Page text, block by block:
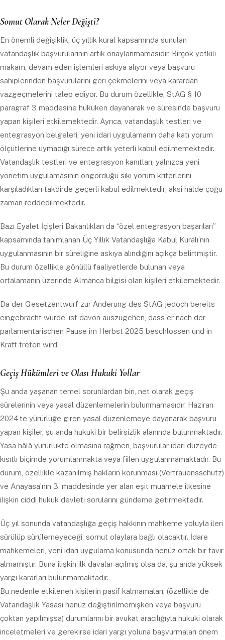
Somut Olarak Neler Değişti?
En önemli değişiklik, üç yıllık kural kapsamında sunulan
vatandaşlık başvurularının artık onaylanmamasıdır. Birçok yetkili
makam, devam eden işlemleri askıya alıyor veya başvuru
sahiplerinden başvurularını geri çekmelerini veya karardan
vazgeçmelerini talep ediyor. Bu durum özellikle, StAG § 10
paragraf 3 maddesine hukuken dayanarak ve süresinde başvuru
yapan kişileri etkilemektedir. Ayrıca, vatandaşlık testleri ve
entegrasyon belgeleri, yeni idari uygulamanın daha katı yorum
ölçütlerine uymadığı sürece artık yeterli kabul edilmemektedir.
Vatandaşlık testleri ve entegrasyon kanıtları, yalnızca yeni
yönetim uygulamasının öngördüğü sıkı yorum kriterlerini
karşıladıkları takdirde geçerli kabul edilmektedir; aksi hâlde çoğu
zaman reddedilmektedir.
Bazı Eyalet İçişleri Bakanlıkları da “özel entegrasyon başarıları”
kapsamında tanımlanan Üç Yıllık Vatandaşlığa Kabul Kuralı’nın
uygulanmasının bir süreliğine askıya alındığını açıkça belirtmiştir.
Bu durum özellikle gönüllü faaliyetlerde bulunan veya
ortalamanın üzerinde Almanca bilgisi olan kişileri etkilemektedir.
Da der Gesetzentwurf zur Änderung des StAG jedoch bereits
eingebracht wurde, ist davon auszugehen, dass er nach der
parlamentarischen Pause im Herbst 2025 beschlossen und in
Kraft treten wird.
Geçiş Hükümleri ve Olası Hukuki Yollar
Şu anda yaşanan temel sorunlardan biri, net olarak geçiş
sürelerinin veya yasal düzenlemelerin bulunmamasıdır. Haziran
2024’te yürürlüğe giren yasal düzenlemeye dayanarak başvuru
yapan kişiler, şu anda hukuki bir belirsizlik alanında bulunmaktadır.
Yasa hâlâ yürürlükte olmasına rağmen, başvurular idari düzeyde
kısıtlı biçimde yorumlanmakta veya fiilen uygulanmamaktadır. Bu
durum, özellikle kazanılmış hakların korunması (Vertrauensschutz)
ve Anayasa’nın 3. maddesinde yer alan eşit muamele ilkesine
ilişkin ciddi hukuk devleti sorularını gündeme getirmektedir.
Üç yıl sonunda vatandaşlığa geçiş hakkının mahkeme yoluyla ileri
sürülüp sürülemeyeceği, somut olaylara bağlı olacaktır. İdare
mahkemeleri, yeni idari uygulama konusunda henüz ortak bir tavır
almamıştır. Buna ilişkin ilk davalar açılmış olsa da, şu anda yüksek
yargı kararları bulunmamaktadır.
Bu nedenle etkilenen kişilerin pasif kalmamaları, (özellikle de
Vatandaşlık Yasası henüz değiştirilmemişken veya başvuru
çoktan yapılmışsa) durumlarını bir avukat aracılığıyla hukuki olarak
inceletmeleri ve gerekirse idari yargı yoluna başvurmaları önem